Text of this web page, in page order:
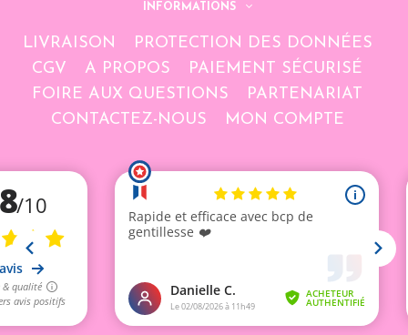
INFORMATIONS
LIVRAISON
PROTECTION DES DONNÉES
CGV
A PROPOS
PAIEMENT SÉCURISÉ
FOIRE AUX QUESTIONS
PARTENARIAT
CONTACTEZ-NOUS
MON COMPTE